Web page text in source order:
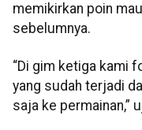
memikirkan poin
sebelumnya.
“Di gim ketiga kami
yang sudah terjadi
saja ke permainan,”